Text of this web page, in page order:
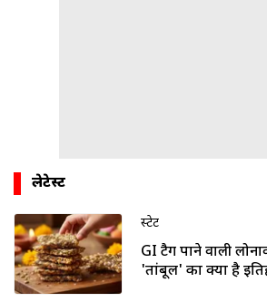
लेटेस्ट
स्टेट
GI टैग पाने वाली
'तांबूल' का क्या है